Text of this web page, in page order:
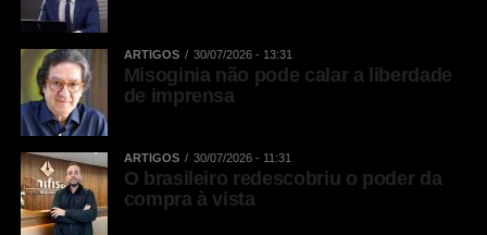
ARTIGOS 30/07/2026 - 13:31
Misoginia não pode calar a liberdade
de imprensa
ARTIGOS 30/07/2026 - 11:31
O brasileiro redescobriu o poder da
compra à vista